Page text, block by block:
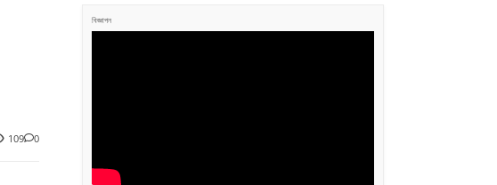
109 0
বিজ্ঞাপন